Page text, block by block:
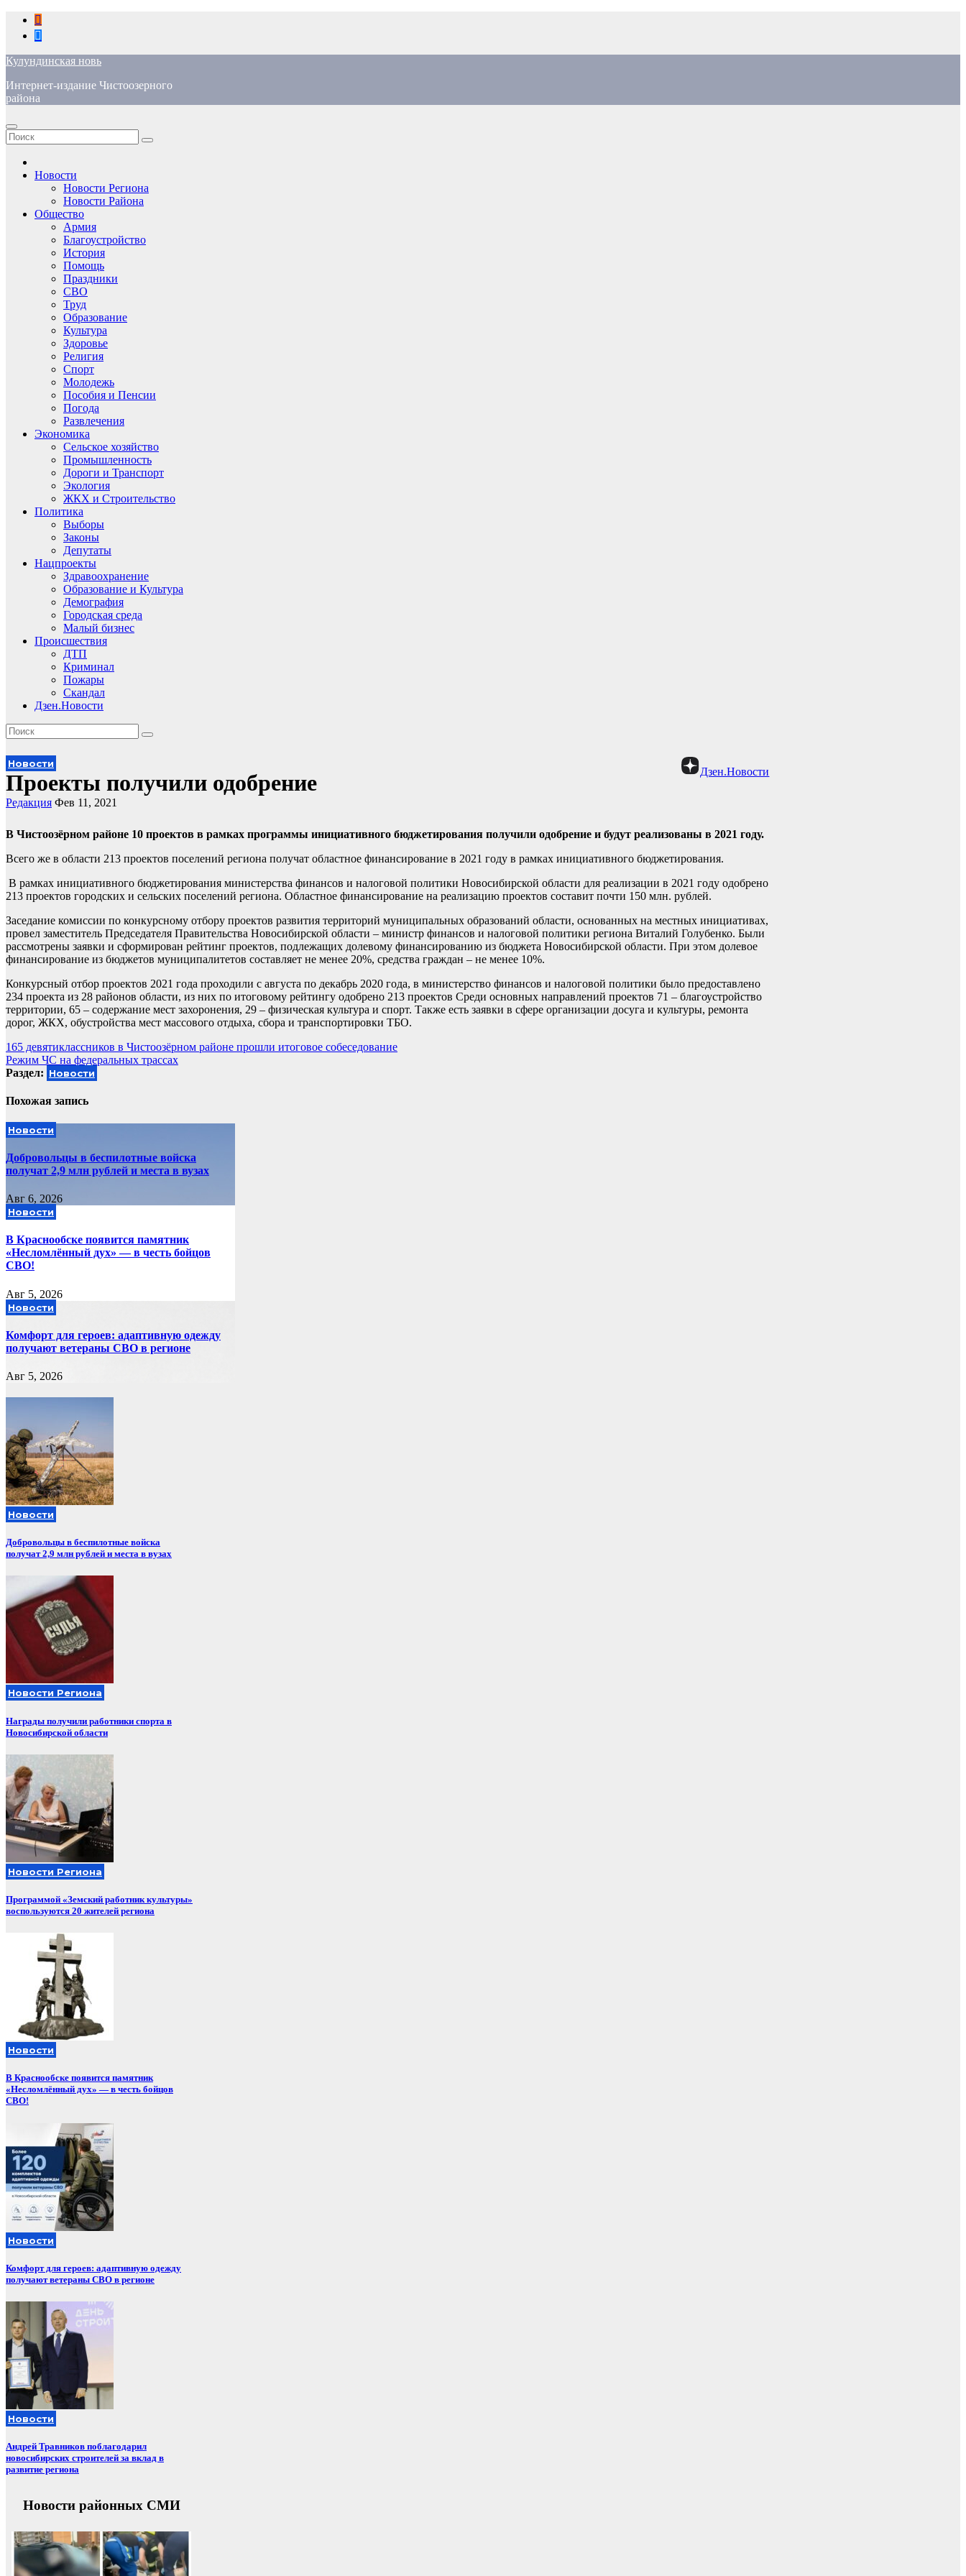
Перейти
содержимому
Кулундинская новь
Интернет-издание Чистоозерного
района
Новости
Новости Региона
Новости Района
Общество
Армия
Благоустройство
История
Помощь
Праздники
СВО
Труд
Образование
Культура
Здоровье
Религия
Спорт
Молодежь
Пособия и Пенсии
Погода
Развлечения
Экономика
Сельское хозяйство
Промышленность
Дороги и Транспорт
Экология
ЖКХ и Строительство
Политика
Выборы
Законы
Депутаты
Нацпроекты
Здравоохранение
Образование и Культура
Демография
Городская среда
Малый бизнес
Происшествия
ДТП
Криминал
Пожары
Скандал
Дзен.Новости
Дзен.Новости
Новости
Проекты получили одобрение
Редакция Фев 11, 2021
В Чистоозёрном районе 10 проектов в рамках программы инициативного бюджетирования получили одобрение и будут реализованы в 2021 году.
Всего же в области 213 проектов поселений региона получат областное финансирование в 2021 году в рамках инициативного бюджетирования.
В рамках инициативного бюджетирования министерства финансов и налоговой политики Новосибирской области для реализации в 2021 году одобрено
213 проектов городских и сельских поселений региона. Областное финансирование на реализацию проектов составит почти 150 млн. рублей.
Заседание комиссии по конкурсному отбору проектов развития территорий муниципальных образований области, основанных на местных инициативах,
провел заместитель Председателя Правительства Новосибирской области – министр финансов и налоговой политики региона Виталий Голубенко. Были
рассмотрены заявки и сформирован рейтинг проектов, подлежащих долевому финансированию из бюджета Новосибирской области. При этом долевое
финансирование из бюджетов муниципалитетов составляет не менее 20%, средства граждан – не менее 10%.
Конкурсный отбор проектов 2021 года проходили с августа по декабрь 2020 года, в министерство финансов и налоговой политики было предоставлено
234 проекта из 28 районов области, из них по итоговому рейтингу одобрено 213 проектов Среди основных направлений проектов 71 – благоустройство
территории, 65 – содержание мест захоронения, 29 – физическая культура и спорт. Также есть заявки в сфере организации досуга и культуры, ремонта
дорог, ЖКХ, обустройства мест массового отдыха, сбора и транспортировки ТБО.
Навигация
по
165 девятиклассников в Чистоозёрном районе прошли итоговое собеседование
Режим ЧС на федеральных трассах
Раздел: Новости
Похожая запись
Новости
Добровольцы в беспилотные войска
получат 2,9 млн рублей и места в вузах
Авг 6, 2026
Новости
В Краснообске появится памятник
«Несломлённый дух» — в честь бойцов
СВО!
Авг 5, 2026
Новости
Комфорт для героев: адаптивную одежду
получают ветераны СВО в регионе
Авг 5, 2026
Новости
Добровольцы в беспилотные войска
получат 2,9 млн рублей и места в вузах
Новости Региона
Награды получили работники спорта в
Новосибирской области
Новости Региона
Программой «Земский работник культуры»
воспользуются 20 жителей региона
Новости
В Краснообске появится памятник
«Несломлённый дух» — в честь бойцов
СВО!
Новости
Комфорт для героев: адаптивную одежду
получают ветераны СВО в регионе
Новости
Андрей Травников поблагодарил
новосибирских строителей за вклад в
развитие региона